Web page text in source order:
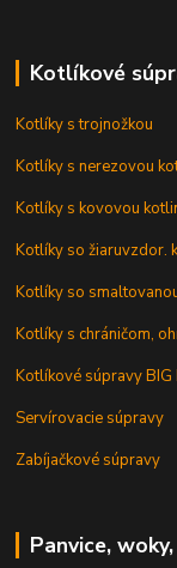
Kotlíkové
Kotlíky s trojnožkou
Kotlíky s nerezovou
Kotlíky s kovovou
Kotlíky so žiaruvzdor.
Kotlíky so
Kotlíky s chráničom,
Kotlíkové súpravy BIG
Servírovacie súpravy
Zabíjačkové súpravy
Panvice,